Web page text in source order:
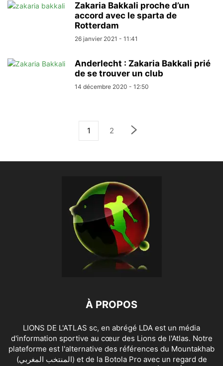
Zakaria Bakkali proche d’un
accord avec le sparta de
Rotterdam
26 janvier 2021 - 11:41
Anderlecht : Zakaria Bakkali prié
de se trouver un club
14 décembre 2020 - 12:50
1 2
À PROPOS
LIONS DE L'ATLAS sc, en abrégé LDA est un média
d'information sportive au cœur des Lions de l'Atlas. Notre
plateforme est l'alternative des références du Mountakhab
(المنتخب المغربي) et de la Botola Pro avec un regard de